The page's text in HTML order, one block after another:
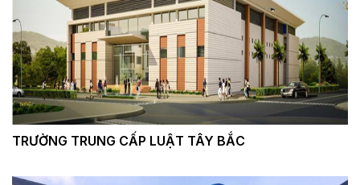
TRƯỜNG TRUNG CẤP LUẬT TÂY BẮC